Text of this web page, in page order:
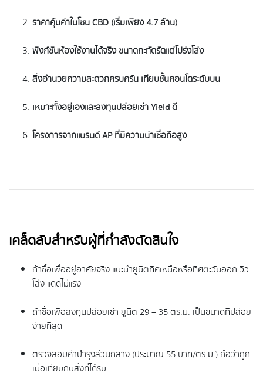
ราคาคุ้มค่าในโซน CBD (เริ่มเพียง 4.7 ล้าน)
ฟังก์ชันห้องใช้งานได้จริง ขนาดกะทัดรัดแต่โปร่งโล่ง
สิ่งอำนวยความสะดวกครบครัน เทียบชั้นคอนโดระดับบน
เหมาะทั้งอยู่เองและลงทุนปล่อยเช่า Yield ดี
โครงการจากแบรนด์ AP ที่มีความน่าเชื่อถือสูง
เคล็ดลับสำหรับผู้ที่กำลังตัดสินใจ
ถ้าซื้อเพื่ออยู่อาศัยจริง แนะนำยูนิตทิศเหนือหรือทิศตะวันออก วิว
โล่ง แดดไม่แรง
ถ้าซื้อเพื่อลงทุนปล่อยเช่า ยูนิต 29 – 35 ตร.ม. เป็นขนาดที่ปล่อย
ง่ายที่สุด
ตรวจสอบค่าบำรุงส่วนกลาง (ประมาณ 55 บาท/ตร.ม.) ถือว่าถูก
เมื่อเทียบกับสิ่งที่ได้รับ